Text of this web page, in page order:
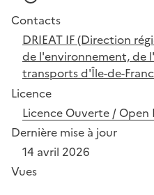
Contacts
DRIEAT IF (Direction
de l'environnement, de
transports d'Île-de-
Licence
Licence Ouverte / Open
Dernière mise à jour
14 avril 2026
Vues